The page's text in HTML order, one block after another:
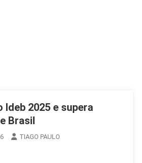
Ideb 2025 e supera
Brasil
TIAGO PAULO